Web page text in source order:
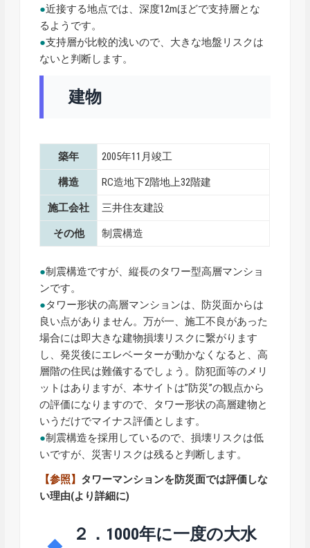
●近接する地点では、深度12mほどで支持層とな
るようです。
●支持層が比較的浅いので、大きな地盤リスクは
ないと判断します。
建物
築年 2005年11月竣工
構造 RC造地下2階地上32階建
施工会社 三井住友建設
その他 制震構造
●制震構造ですが、縦長のタワー型高層マンショ
ンです。
●タワー形状の高層マンションは、防災面からは
良い点がありません。万が一、施工不良があった
場合には即大きな建物損壊リスクに繋がります
し、発災後にエレベーターが動かなくなると、高
層階の住民は難儀するでしょう。防犯面等のメリ
ットはありますが、本サイトは”防災”の観点から
の評価になりますので、タワー形状の高層建物と
いうだけでマイナス評価とします。
●制震構造を採用しているので、損壊リスクは低
いですが、災害リスクは残ると判断します。
【参照】 タワーマンションを防災面では評価しな
い理由(より詳細に)
２．1000年に一度の大水